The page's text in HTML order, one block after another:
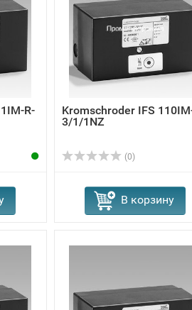
R-
Kromschroder IFS
3/1/1NZ
(0)
В корзину